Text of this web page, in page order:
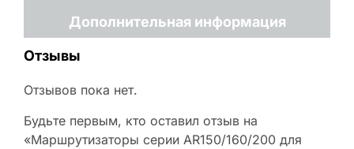
Дополнительная информация
Отзывы
Отзывов пока нет.
Будьте первым, кто оставил отзыв на
«Маршрутизаторы серии AR150/160/200 для